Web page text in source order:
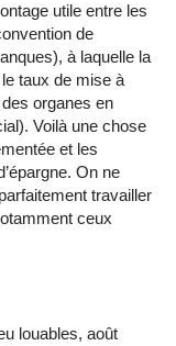
utile entre les
de
à laquelle la
taux de mise à
organes en
Voilà une chose
et les
On ne
travailler
ceux
louables, août